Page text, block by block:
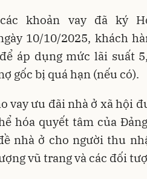
khoản vay đã ký
10/10/2025, khách
áp dụng mức lãi suất
gốc bị quá hạn (nếu có).
vay ưu đãi nhà ở xã hội
hóa quyết tâm của
nhà ở cho người thu
vũ trang và các đối